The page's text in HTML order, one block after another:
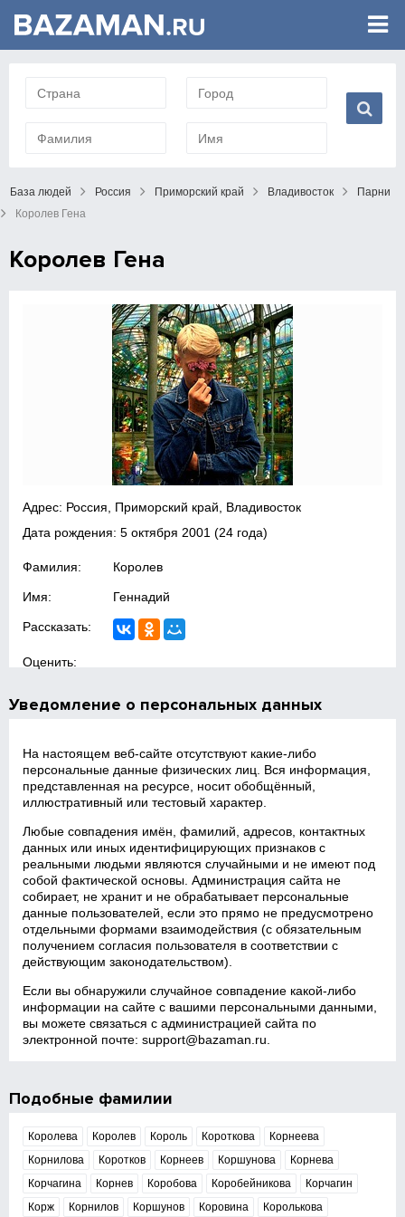
База людей Россия Приморский край Владивосток
Парни
Королев Гена
Королев Гена
Адрес: Россия, Приморский край, Владивосток
Дата рождения:5 октября 2001 (24 года)
Фамилия: Королев
Имя: Геннадий
Рассказать:
Оценить:
Уведомление о персональных данных
На настоящем веб‑сайте отсутствуют какие‑либо
персональные данные физических лиц. Вся информация,
представленная на ресурсе, носит обобщённый,
иллюстративный или тестовый характер.
Любые совпадения имён, фамилий, адресов, контактных
данных или иных идентифицирующих признаков с
реальными людьми являются случайными и не имеют под
собой фактической основы. Администрация сайта не
собирает, не хранит и не обрабатывает персональные
данные пользователей, если это прямо не предусмотрено
отдельными формами взаимодействия (с обязательным
получением согласия пользователя в соответствии с
действующим законодательством).
Если вы обнаружили случайное совпадение какой‑либо
информации на сайте с вашими персональными данными,
вы можете связаться с администрацией сайта по
электронной почте:support@bazaman.ru
Подобные фамилии
Королева Королев Король Короткова
Корнеева
Корнилова
Коротков Корнеев Коршунова
Корнева
Корчагина
Корнев Коробова Коробейникова
Корчагин
Корж
Корнилов Коршунов Коровина Королькова